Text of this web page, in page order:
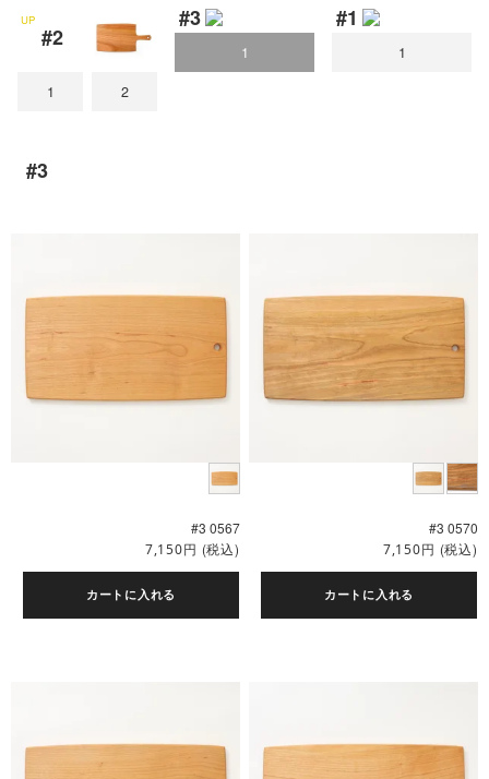
寅年 大虎
UP
#2
1 2
#3
1
#1
1
#3
#3 0567
7,150円 (税込)
カートに入れる
#3 0570
7,150円 (税込)
カートに入れる